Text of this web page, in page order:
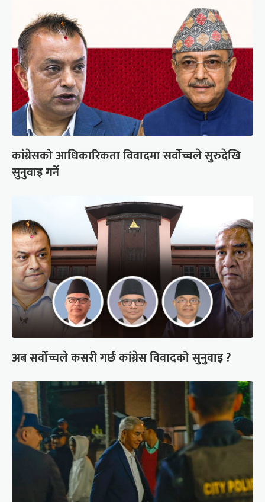
कांग्रेसको आधिकारिकता विवादमा सर्वोच्चले सुरुदेखि
सुनुवाइ गर्ने
अब सर्वोच्चले कसरी गर्छ कांग्रेस विवादको सुनुवाइ ?